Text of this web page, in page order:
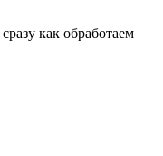
как обработаем